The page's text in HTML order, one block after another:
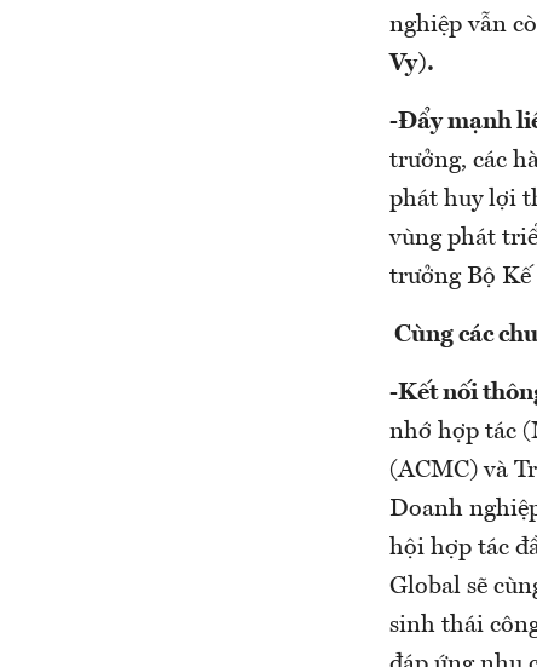
nghiệp vẫn
Vy).
-Đẩy mạnh
trưởng, các
phát huy lợi
vùng phát
trưởng Bộ
Cùng các
-Kết nối
nhớ hợp tác
(ACMC) và
Doanh
hội hợp tác
Global sẽ
sinh thái